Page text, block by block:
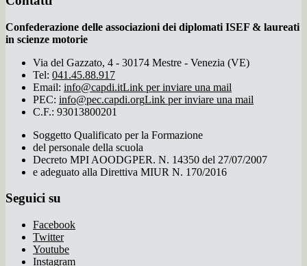
Confederazione delle associazioni dei diplomati ISEF & laureati
in scienze motorie
Via del Gazzato, 4 - 30174 Mestre - Venezia (VE)
Tel: 041.45.88.917
Email: info@capdi.itLink per inviare una mail
PEC: info@pec.capdi.orgLink per inviare una mail
C.F.: 93013800201
Soggetto Qualificato per la Formazione
del personale della scuola
Decreto MPI AOODGPER. N. 14350 del 27/07/2007
e adeguato alla Direttiva MIUR N. 170/2016
Seguici su
Facebook
Twitter
Youtube
Instagram